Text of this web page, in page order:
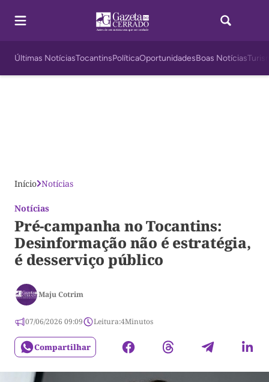
Últimas NotíciasTocantinsPolíticaOportunidadesBoas Notícias
Início Notícias
Notícias
Pré-campanha no Tocantins:
Desinformação não é estratégia,
é desserviço público
Maju Cotrim
07/06/2026 09:09 Leitura:4Minutos
Compartilhar